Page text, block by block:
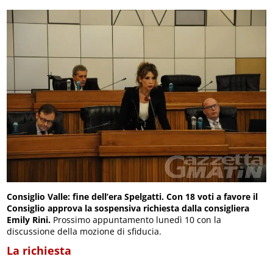
Consiglio Valle: fine dell’era Spelgatti. Con 18 voti a favore il
Consiglio approva la sospensiva richiesta dalla consigliera
Emily Rini. Prossimo appuntamento lunedì 10 con la
discussione della mozione di sfiducia.
La richiesta